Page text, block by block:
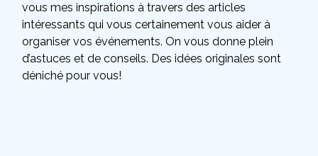
vous mes inspirations à travers des articles
intéressants qui vous certainement vous aider à
organiser vos événements. On vous donne plein
d’astuces et de conseils. Des idées originales sont
déniché pour vous!